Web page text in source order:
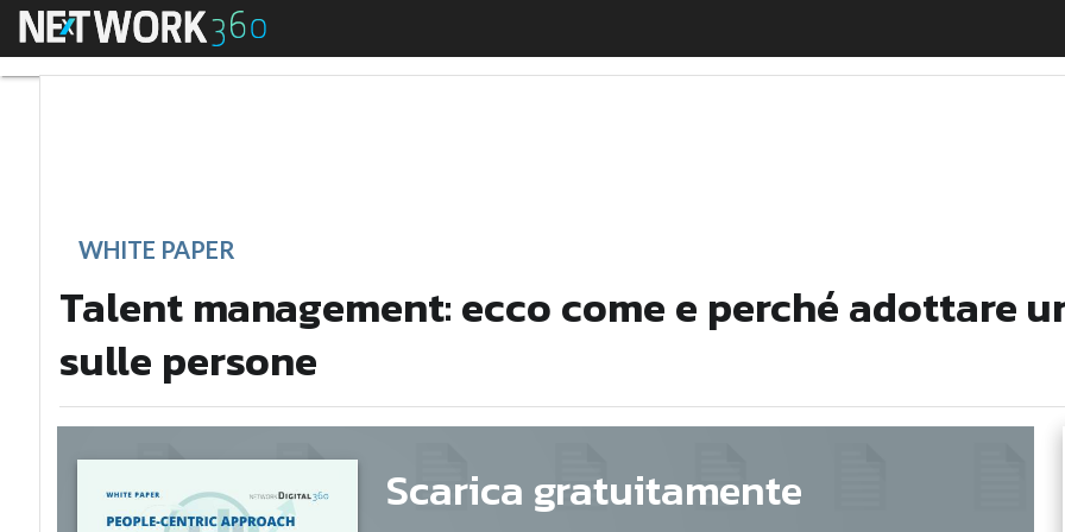
Menu Talent management: ecco come e perché adottare un approccio
WHITE PAPER
Talent management: ecco come e perché adottare
sulle persone
Scarica gratuitamente